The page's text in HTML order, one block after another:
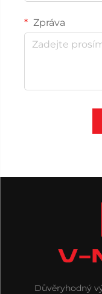
Zpráva
Důvěryhodný